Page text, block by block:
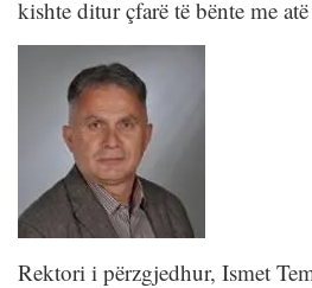
kishte ditur çfarë të bënte me
Rektori i përzgjedhur, Ismet